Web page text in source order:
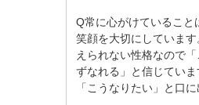
Q常に心がけていること
笑顔を大切にしていま
えられない性格なので
ずなれる」と信じてい
「こうなりたい」と口